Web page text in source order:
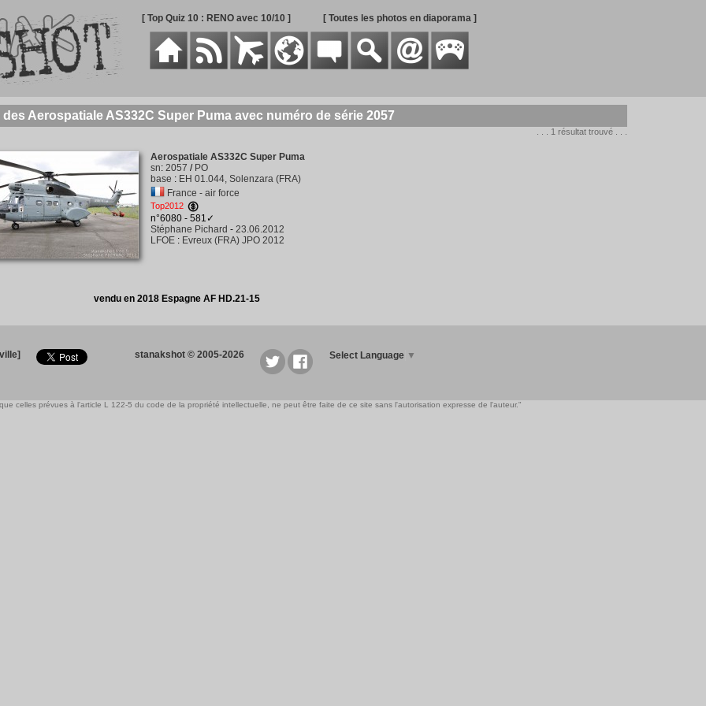
[ Top Quiz 10 : RENO avec 10/10 ] [ Toutes les photos en diaporama ]
des Aerospatiale AS332C Super Puma avec numéro de série 2057
. . . 1 résultat trouvé . . .
Aerospatiale AS332C Super Puma
sn: 2057 / PO
base : EH 01.044, Solenzara (FRA)
France - air force
Top2012
n°6080 - 581✓
Stéphane Pichard - 23.06.2012
LFOE: Evreux (FRA) JPO 2012
vendu en 2018 Espagne AF HD.21-15
stanakshot © 2005-2026 Select Language ▼
celles prévues à l'article L 122-5 du code de la propriété intellectuelle, ne peut être faite de ce site sans l'autorisation expresse de l'auteur."